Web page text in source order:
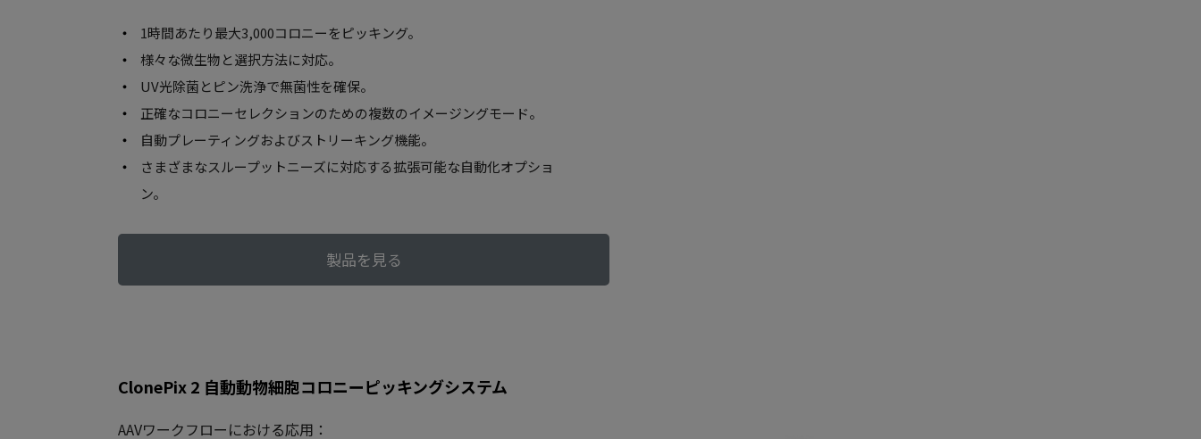
1時間あたり最大3,000コロニーをピッキング。
様々な微生物と選択方法に対応。
UV光除菌とピン洗浄で無菌性を確保。
正確なコロニーセレクションのための複数のイメージングモード。
自動プレーティングおよびストリーキング機能。
さまざまなスループットニーズに対応する拡張可能な自動化オプショ
ン。
製品を見る
ClonePix 2 自動動物細胞コロニーピッキングシステム
AAVワークフローにおける応用：